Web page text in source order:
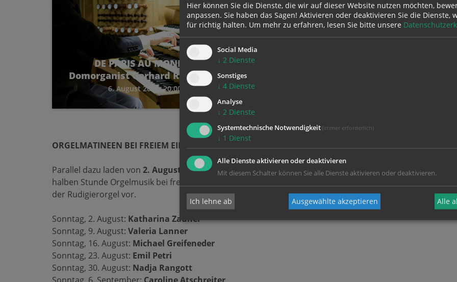
DE PARIS AU MONDE |
Domorganist Gerhard Raab
6. August 2026, 20.00 Uhr
ORGELMATINEEN BEI FREIEM EINTRITT
Parallel dazu laden von 2. August bis 6. Septembersechs Orgelmatineen im Anschluss an den
halben Stunde Orgelmusik bei freiem Eintritt ein. Dabei stellen junge Organist:innen mit ihren
der Rudigierorgel vor.
Sonntag, 2. August: Katharina Zauner
Sonntag, 9. August: Valeria Lanner
Sonntag, 16. August: Michael Greifeneder
Sonntag, 23. August: Emil Petri
Sonntag, 30. August: Nadja Rangott
Hier können Sie die Dienste, die wir auf dieser Website nutzen möchten,
anpassen. Sie haben das Sagen! Aktivieren oder deaktivieren Sie die Dienste,
für richtig halten. Um mehr zu erfahren, lesen Sie bitte unsere
Social Media
↓ 2 Dienste
Sonstiges
↓ 4 Dienste
Analyse
↓ 2 Dienste
Systemtechnische Notwendigkeit (immer erforderlich)
↓ 1 Dienst
Alle Dienste aktivieren oder deaktivieren
Mit diesem Schalter können Sie alle Dienste aktivieren oder deaktivieren.
Ich lehne ab Ausgewählte akzeptieren Alle